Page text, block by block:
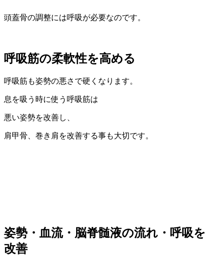
頭蓋骨の調整には呼吸が必要なのです。
呼吸筋の柔軟性を高める
呼吸筋も姿勢の悪さで硬くなります。
息を吸う時に使う呼吸筋は
悪い姿勢を改善し、
肩甲骨、巻き肩を改善する事も大切です。
姿勢・血流・脳脊髄液の流れ・呼吸を
改善